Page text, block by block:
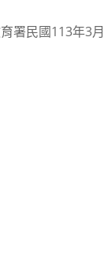
署民國113年3